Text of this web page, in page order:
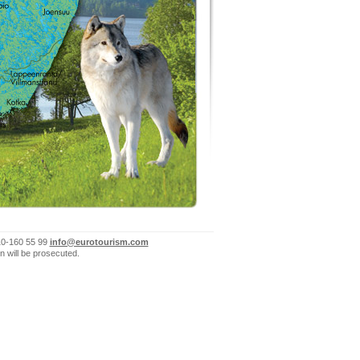
160 55 99 info@eurotourism.com
will be prosecuted.